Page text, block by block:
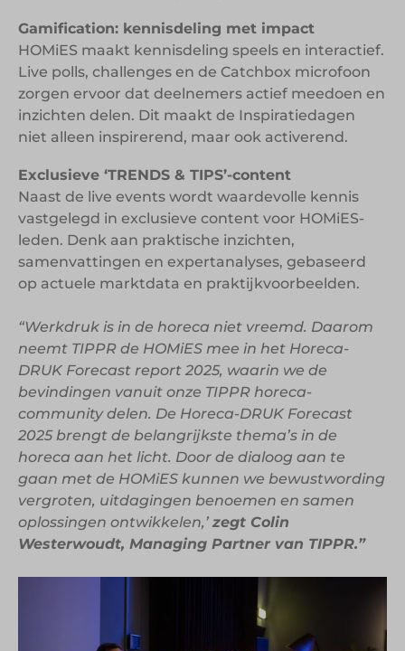
Gamification: kennisdeling met impact
HOMiES maakt kennisdeling speels en interactief.
Live polls, challenges en de Catchbox microfoon
zorgen ervoor dat deelnemers actief meedoen en
inzichten delen. Dit maakt de Inspiratiedagen
niet alleen inspirerend, maar ook activerend.
Exclusieve ‘TRENDS & TIPS’-content
Naast de live events wordt waardevolle kennis
vastgelegd in exclusieve content voor HOMiES-
leden. Denk aan praktische inzichten,
samenvattingen en expertanalyses, gebaseerd
op actuele marktdata en praktijkvoorbeelden.
“Werkdruk is in de horeca niet vreemd. Daarom
neemt TIPPR de HOMiES mee in het Horeca-
DRUK Forecast report 2025, waarin we de
bevindingen vanuit onze TIPPR horeca-
community delen. De Horeca-DRUK Forecast
2025 brengt de belangrijkste thema’s in de
horeca aan het licht. Door de dialoog aan te
gaan met de HOMiES kunnen we bewustwording
vergroten, uitdagingen benoemen en samen
oplossingen ontwikkelen,’ zegt Colin
Westerwoudt, Managing Partner van TIPPR.”